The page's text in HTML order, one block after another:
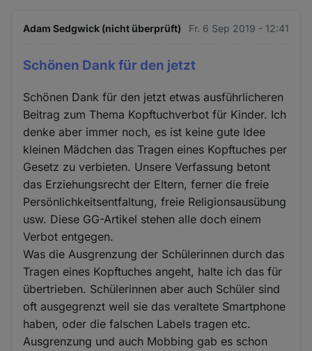
Adam Sedgwick (nicht überprüft) Fr. 6 Sep 2019 - 12:41
Schönen Dank für den jetzt
Schönen Dank für den jetzt etwas ausführlicheren
Beitrag zum Thema Kopftuchverbot für Kinder. Ich
denke aber immer noch, es ist keine gute Idee
kleinen Mädchen das Tragen eines Kopftuches per
Gesetz zu verbieten. Unsere Verfassung betont
das Erziehungsrecht der Eltern, ferner die freie
Persönlichkeitsentfaltung, freie Religionsausübung
usw. Diese GG-Artikel stehen alle doch einem
Verbot entgegen.
Was die Ausgrenzung der Schülerinnen durch das
Tragen eines Kopftuches angeht, halte ich das für
übertrieben. Schülerinnen aber auch Schüler sind
oft ausgegrenzt weil sie das veraltete Smartphone
haben, oder die falschen Labels tragen etc.
Ausgrenzung und auch Mobbing gab es schon